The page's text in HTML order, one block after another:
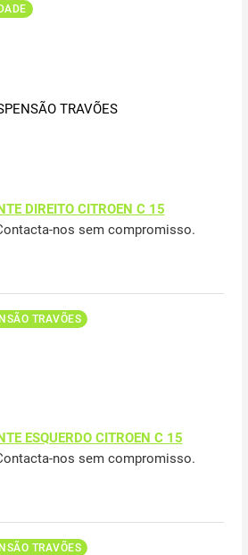
TRAVÕES
DIREITO CITROEN C 15
nos sem compromisso.
TRAVÕES
ESQUERDO CITROEN C 15
nos sem compromisso.
TRAVÕES